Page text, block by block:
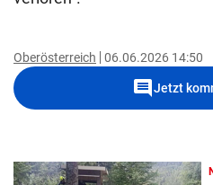
Oberösterreich 06.06.2026 14:50
commentJetzt